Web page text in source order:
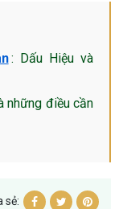
: Dấu Hiệu và
những điều cần
sẻ: